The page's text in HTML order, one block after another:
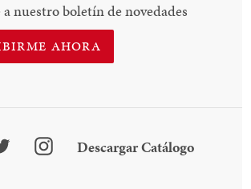
nuestro boletín de novedades
AHORA
TwitterInstagram
Descargar Catálogo